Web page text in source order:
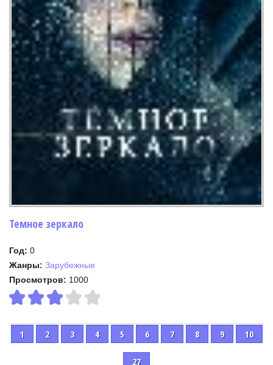
Темное зеркало
Год: 0
Жанры: Зарубежные
Просмотров: 1000
1 2 3 4 5 6 7 8 9 10
27